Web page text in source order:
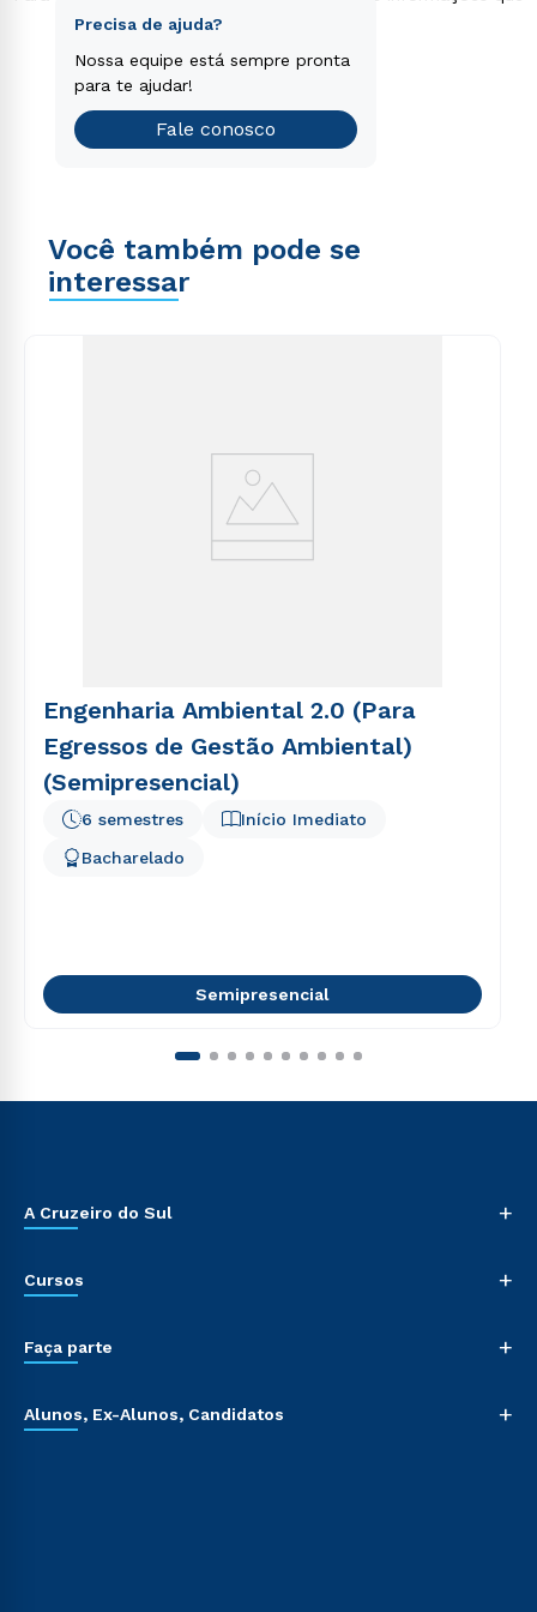
consequuntur magni dolores eos qui ratione
Faça o nosso teste vocacional
Encontre o curso de graduação
que é o ideal para você.
Teste vocacional
Precisa de ajuda?
Nossa equipe está sempre pronta
para te ajudar!
Fale conosco
Você também pode se
interessar
Engenharia Ambiental 2.0 (Para
Egressos de Gestão Ambiental)
(Semipresencial)
Início Imediato
6 semestres
Bacharelado
Semipresencial
A Cruzeiro do Sul +
Cursos +
Faça parte +
Alunos, Ex-Alunos, Candidatos +